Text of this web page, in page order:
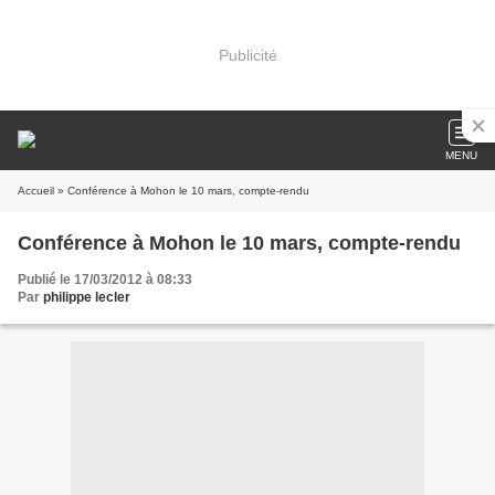
Publicité
MENU
Accueil » Conférence à Mohon le 10 mars, compte-rendu
Conférence à Mohon le 10 mars, compte-rendu
Publié le 17/03/2012 à 08:33
Par philippe lecler